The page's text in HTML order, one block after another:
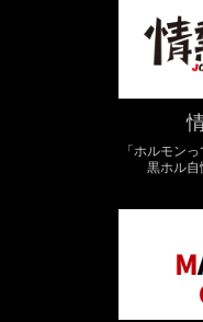
「ホルモン
黒ホル自